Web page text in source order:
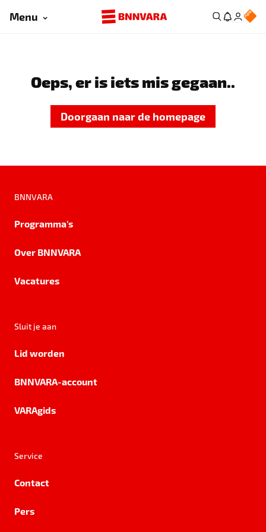
Menu
Oeps, er is iets mis gegaan..
Doorgaan naar de homepage
BNNVARA
Programma's
Over BNNVARA
Vacatures
Sluit je aan
Lid worden
BNNVARA-account
VARAgids
Service
Contact
Pers